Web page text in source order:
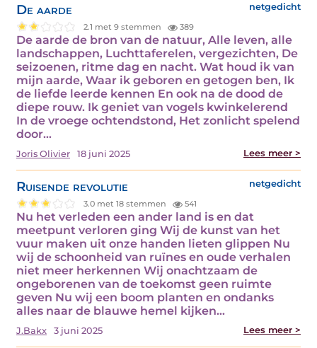
De aarde netgedicht
2.1 met 9 stemmen 389
De aarde de bron van de natuur, Alle leven, alle
landschappen, Luchttaferelen, vergezichten, De
seizoenen, ritme dag en nacht. Wat houd ik van
mijn aarde, Waar ik geboren en getogen ben, Ik
de liefde leerde kennen En ook na de dood de
diepe rouw. Ik geniet van vogels kwinkelerend
In de vroege ochtendstond, Het zonlicht spelend
door…
Joris Olivier 18 juni 2025 Lees meer >
Ruisende revolutie netgedicht
3.0 met 18 stemmen 541
Nu het verleden een ander land is en dat
meetpunt verloren ging Wij de kunst van het
vuur maken uit onze handen lieten glippen Nu
wij de schoonheid van ruïnes en oude verhalen
niet meer herkennen Wij onachtzaam de
ongeborenen van de toekomst geen ruimte
geven Nu wij een boom planten en ondanks
alles naar de blauwe hemel kijken…
J.Bakx 3 juni 2025 Lees meer >